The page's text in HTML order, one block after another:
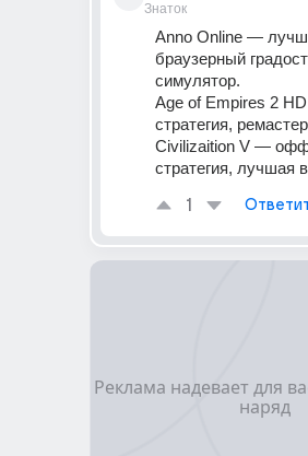
Знаток
Anno Online —
браузерный
симулятор.
Age of Empires 2
стратегия,
Civilizaition V —
стратегия, лучшая
1